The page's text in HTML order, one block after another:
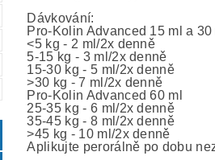
Dávkování:
Pro-Kolin Advanced 15 ml a 30
<5 kg - 2 ml/2x denně
5-15 kg - 3 ml/2x denně
15-30 kg - 5 ml/2x denně
>30 kg - 7 ml/2x denně
Pro-Kolin Advanced 60 ml
25-35 kg - 6 ml/2x denně
35-45 kg - 8 ml/2x denně
>45 kg - 10 ml/2x denně
Aplikujte perorálně po dobu